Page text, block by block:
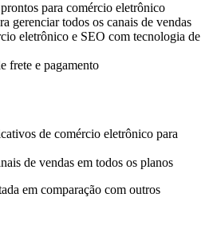
para comércio eletrônico
gerenciar todos os canais de vendas
eletrônico e SEO com tecnologia de
frete e pagamento
de comércio eletrônico para
de vendas em todos os planos
em comparação com outros